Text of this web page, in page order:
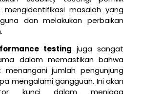
masalah yang
dan melakukan perbaikan
testing juga sangat
dalam memastikan bahwa
jumlah pengunjung
mengalami gangguan. Ini akan
kunci dalam menjaga